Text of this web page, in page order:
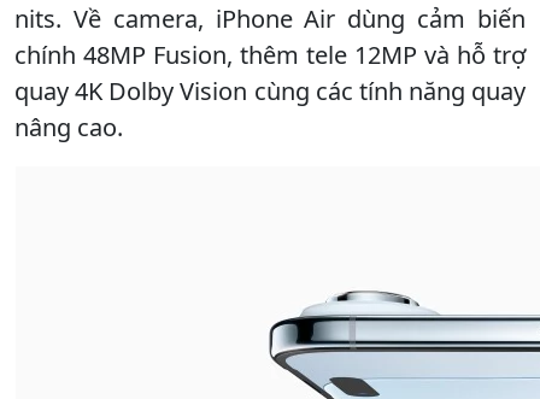
nits. Về camera, iPhone Air dùng cảm biến
chính 48MP Fusion, thêm tele 12MP và hỗ trợ
quay 4K Dolby Vision cùng các tính năng quay
nâng cao.